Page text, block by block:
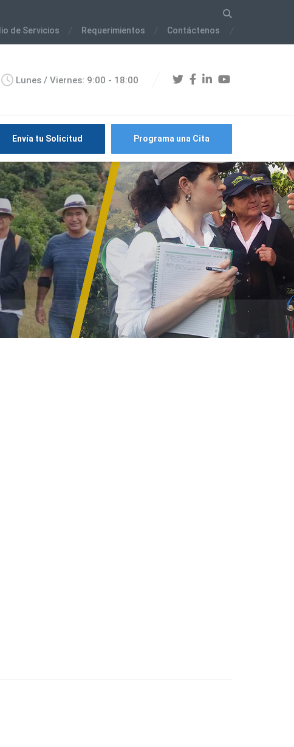
de Servicios
Requerimientos Contáctenos
Lunes / Viernes: 9:00 - 18:00
Envía tu Solicitud Programa una Cita